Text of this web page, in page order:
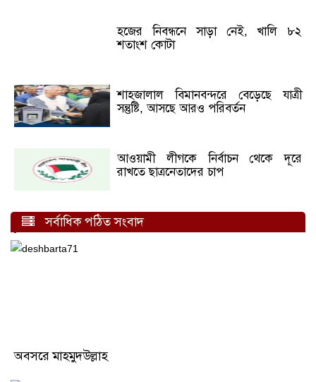
হজের নিবন্ধনে সাড়া নেই, খালি ৮২
শতাংশ কোটা
শাহজালাল বিমানবন্দরে বেড়েছে যাত্রী
সন্তুষ্টি, আসছে আরও পরিবর্তন
আওয়ামী লীগকে নির্বাচন থেকে দূরে
রাখতে ছাত্রনেতাদের চাপ
সর্বাধিক পঠিত সংবাদ
অবসরে মাহমুদউল্লাহ